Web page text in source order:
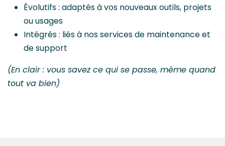
Évolutifs : adaptés à vos nouveaux outils, projets
ou usages
Intégrés : liés à nos services de maintenance et
de support
(En clair : vous savez ce qui se passe, même quand
tout va bien)